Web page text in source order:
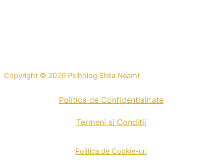
Copyright © 2026 Psiholog Stela Neamt
Politica de Confidentialitate
Termeni si Conditii
Politica de Cookie-uri